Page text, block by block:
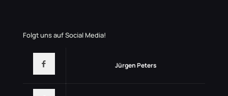
Folgt uns auf Social Media!
Jürgen Peters